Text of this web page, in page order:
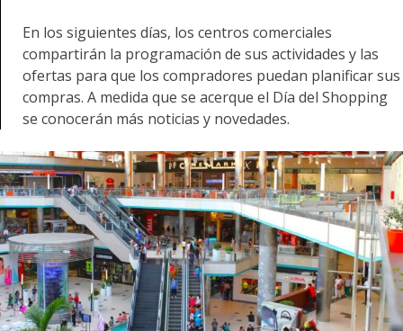
En los siguientes días, los centros comerciales
compartirán la programación de sus actividades y las
ofertas para que los compradores puedan planificar sus
compras. A medida que se acerque el Día del Shopping
se conocerán más noticias y novedades.